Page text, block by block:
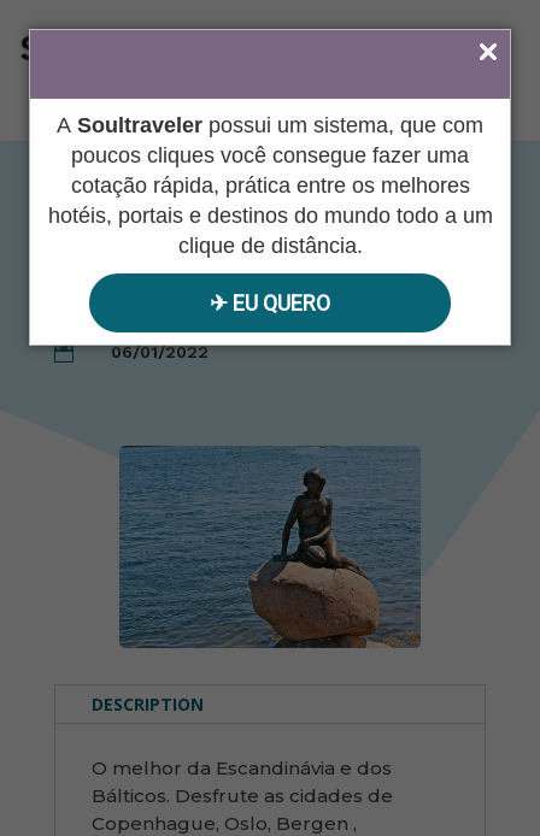
A Soultraveler possui um sistema, que com
poucos cliques você consegue fazer uma
cotação rápida, prática entre os melhores
hotéis, portais e destinos do mundo todo a um
clique de distância.
✈︎ EU QUERO
ÁREA DO AGENTE
Lendas Escandinavas
e Bálticas
 06/01/2022
DESCRIPTION
O melhor da Escandinávia e dos
Bálticos. Desfrute as cidades de
Copenhague, Oslo, Bergen ,